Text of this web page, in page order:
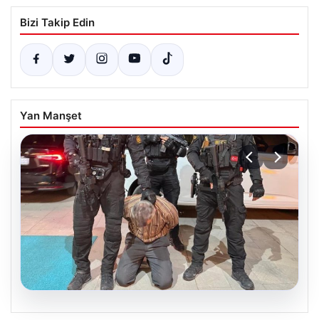
Bizi Takip Edin
Yan Manşet